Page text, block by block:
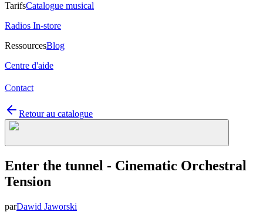
TarifsCatalogue musical
Radios In-store
RessourcesBlog
Centre d'aide
Contact
Retour au catalogue
Enter the tunnel - Cinematic Orchestral
Tension
parDawid Jaworski